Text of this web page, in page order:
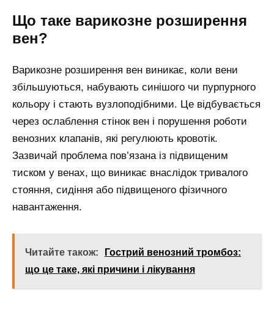
Що таке варикозне розширення
вен?
Варикозне розширення вен виникає, коли вени
збільшуються, набувають синішого чи пурпурного
кольору і стають вузлоподібними. Це відбувається
через ослаблення стінок вен і порушення роботи
венозних клапанів, які регулюють кровотік.
Зазвичай проблема пов’язана із підвищеним
тиском у венах, що виникає внаслідок тривалого
стояння, сидіння або підвищеного фізичного
навантаження.
Читайте також:
Гострий венозний тромбоз:
що це таке, які причини і лікування